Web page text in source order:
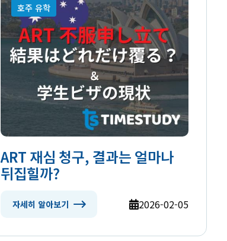
호주 유학
ART 재심 청구, 결과는 얼마나
뒤집힐까?
자세히 알아보기 2026-02-05